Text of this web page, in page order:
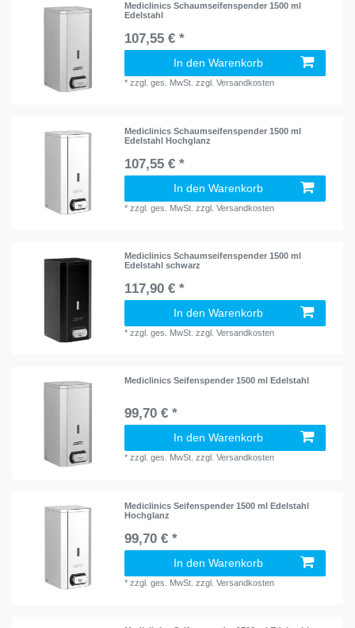
Mediclinics Schaumseifenspender 1500 ml
Edelstahl
107,55 € *
In den Warenkorb
*zzgl. ges. MwSt. zzgl.Versandkosten
Mediclinics Schaumseifenspender 1500 ml
Edelstahl Hochglanz
107,55 € *
In den Warenkorb
*zzgl. ges. MwSt. zzgl.Versandkosten
Mediclinics Schaumseifenspender 1500 ml
Edelstahl schwarz
117,90 € *
In den Warenkorb
*zzgl. ges. MwSt. zzgl.Versandkosten
Mediclinics Seifenspender 1500 ml Edelstahl
99,70 € *
In den Warenkorb
*zzgl. ges. MwSt. zzgl.Versandkosten
Mediclinics Seifenspender 1500 ml Edelstahl
Hochglanz
99,70 € *
In den Warenkorb
*zzgl. ges. MwSt. zzgl.Versandkosten